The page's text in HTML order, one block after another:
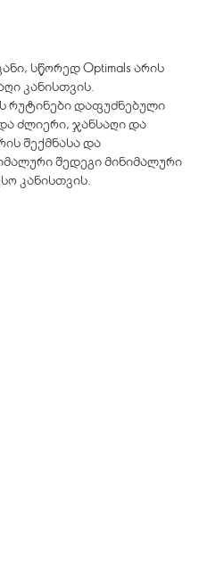
სწორედ Optimals არის
კანისთვის.
რუტინები დაფუძნებული
ძლიერი, ჯანსაღი და
შექმნასა და
შედეგი მინიმალური
კანისთვის.